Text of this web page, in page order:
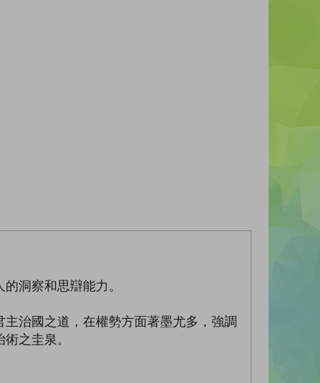
洞察和思辯能力。
治國之道，在權勢方面著墨尤多，強調
之圭泉。